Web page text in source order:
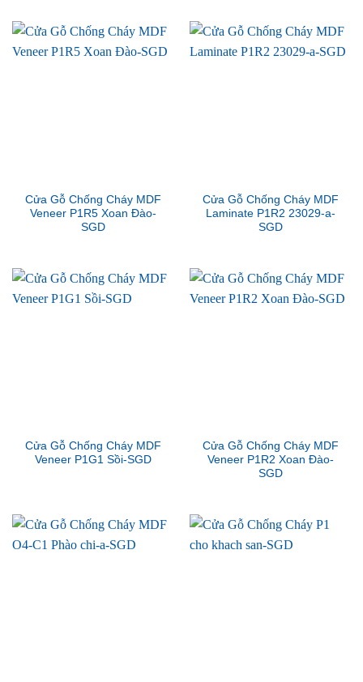
Cửa Gỗ Chống Cháy MDF
Veneer P1R5 Xoan Đào-
SGD
Cửa Gỗ Chống Cháy MDF
Laminate P1R2 23029-a-
SGD
Cửa Gỗ Chống Cháy MDF
Veneer P1G1 Sồi-SGD
Cửa Gỗ Chống Cháy MDF
Veneer P1R2 Xoan Đào-
SGD